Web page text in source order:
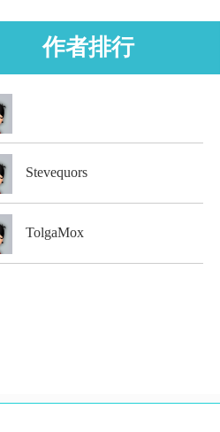
作者排行
Stevequors
TolgaMox